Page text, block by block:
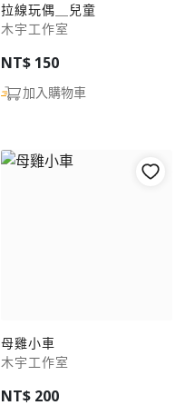
拉線玩偶＿兒童
木宇工作室
NT$ 150
加入購物車
母雞小車
木宇工作室
NT$ 200